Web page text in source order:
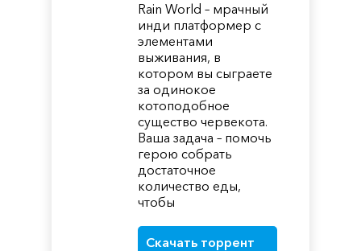
Rain World – мрачный
инди платформер с
элементами
выживания, в
котором вы сыграете
за одинокое
котоподобное
существо червекота.
Ваша задача – помочь
герою собрать
достаточное
количество еды,
чтобы
Скачать торрент